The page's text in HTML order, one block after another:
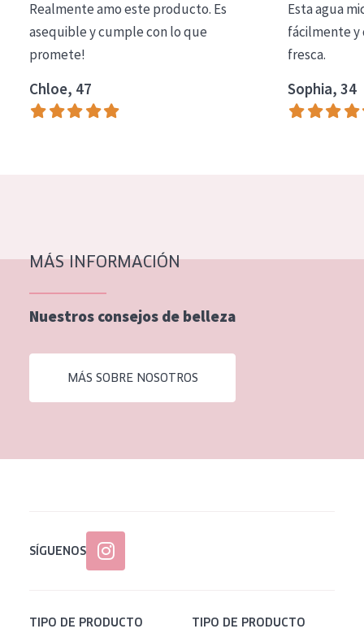
Piel sensible
Piel normal y seca
Piel mixata o grasa
Piel madura
Todas las edades
Piel madura
Realmente amo este producto. Es
asequible y cumple con lo que
promete!
Chloe, 47
Esta agua
fácilmente y
fresca.
Sophia, 34
MÁS INFORMACIÓN
Nuestros consejos de belleza
MÁS SOBRE NOSOTROS
SÍGUENOS
TIPO DE PRODUCTO TIPO DE PRODUCTO